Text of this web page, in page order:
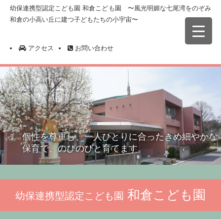
幼保連携型認定こども園 和倉こども園 〜風光明媚な七尾湾をのぞみ
和倉の小高い丘に建つ子どもたちの小宇宙〜
アクセス お問い合わせ
個性を尊重し、一人ひとりに合ったきめ細やかな
保育で、のびのびと育てます。
幼保連携型認定こども園 和倉こども園